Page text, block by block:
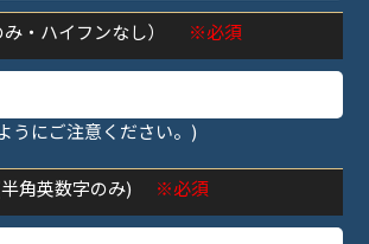
・ハイフンなし） ※必須
うにご注意ください。)
角英数字のみ) ※必須